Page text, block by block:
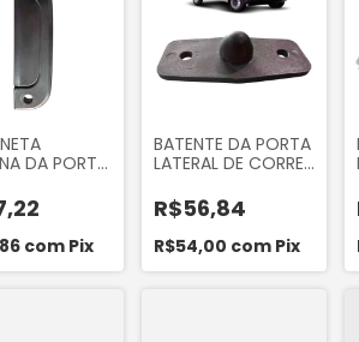
DA PORTA
DO KIA
2.7 3.0
K2700
1996 A
com Pix
BATENTE DA PORTA
LATERAL DE CORRER
RENAULT MASTER
2002 A 2012
R$56,84
R$54,00 com Pix